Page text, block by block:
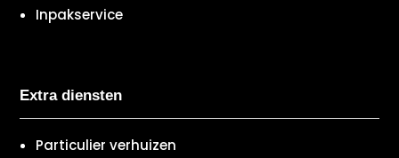
Inpakservice
Extra diensten
Particulier verhuizen